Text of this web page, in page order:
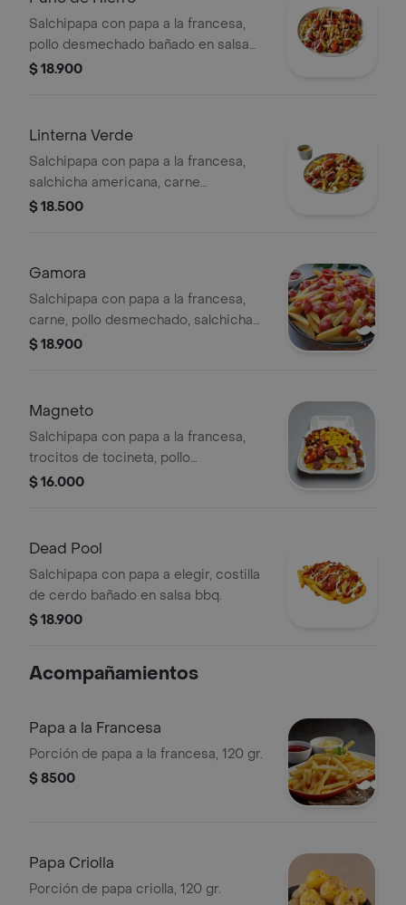
Salchipapa con papa a la francesa,
pollo desmechado bañado en salsa
tártara, salchicha americana y queso
$ 18.900
Linterna Verde
Salchipapa con papa a la francesa,
salchicha americana, carne
desmechada en ahogado artesanal y
$ 18.500
Gamora
Salchipapa con papa a la francesa,
carne, pollo desmechado, salchicha
americana y queso gratinado.
$ 18.900
Magneto
Salchipapa con papa a la francesa,
trocitos de tocineta, pollo
desmechado, queso gratinado, carne
$ 16.000
Dead Pool
Salchipapa con papa a elegir, costilla
de cerdo bañado en salsa bbq.
$ 18.900
Acompañamientos
Papa a la Francesa
Porción de papa a la francesa, 120 gr.
$ 8500
Papa Criolla
Porción de papa criolla, 120 gr.